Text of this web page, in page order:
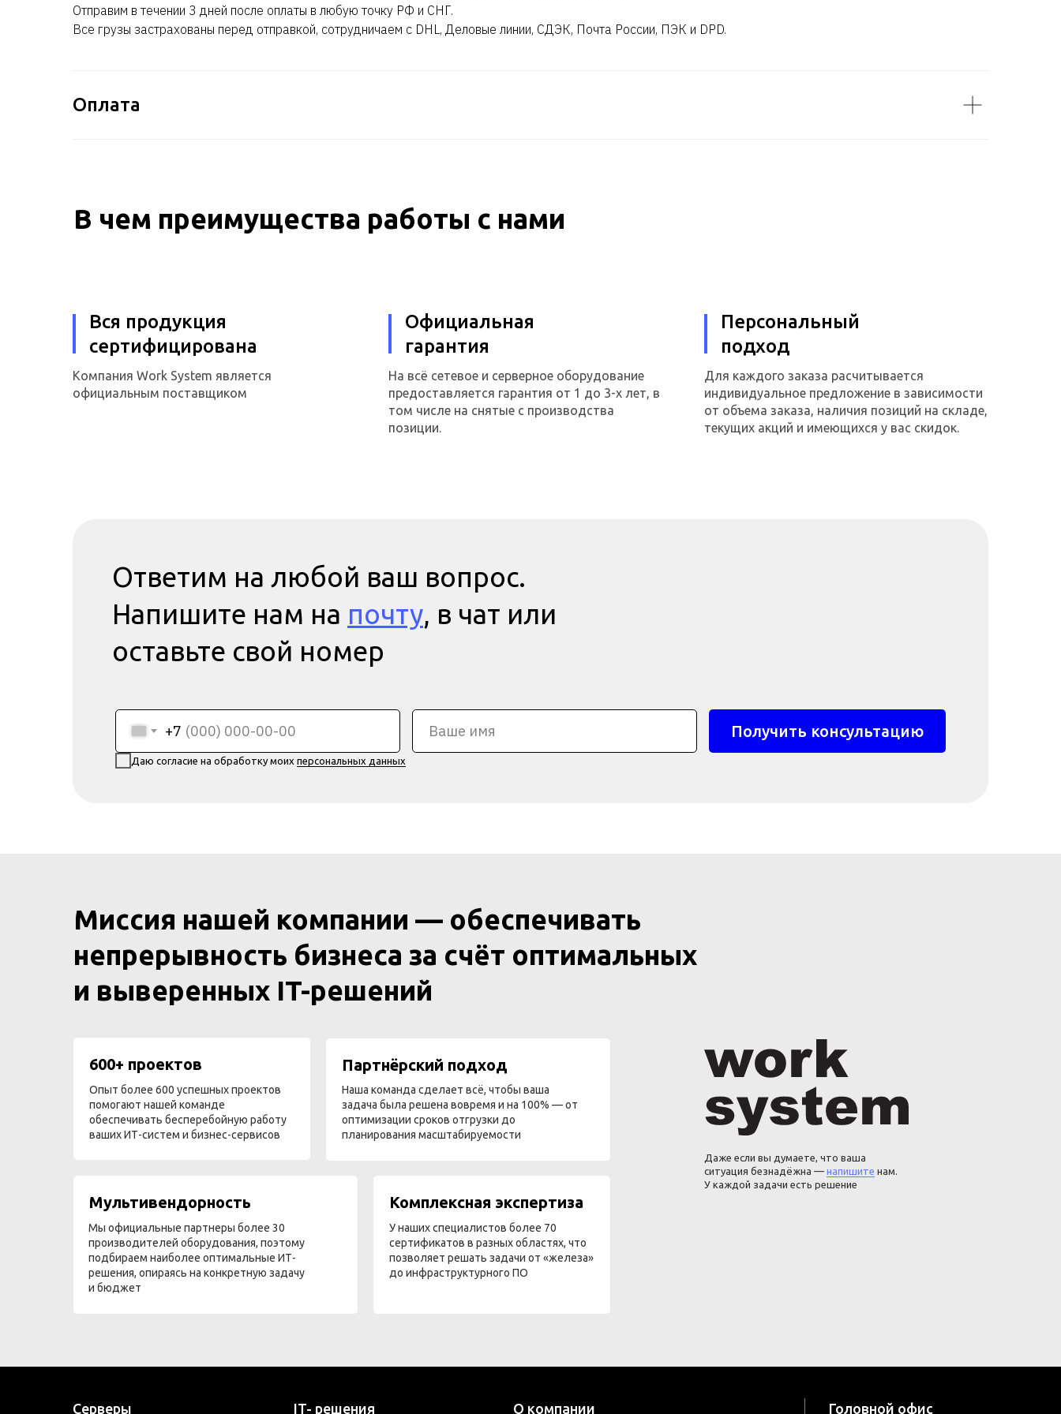
Отправим в течении 3 дней после оплаты в любую точку РФ и СНГ.
Все грузы застрахованы перед отправкой, сотрудничаем с DHL, Деловые линии, СДЭК, Почта России, ПЭК и DPD.
Оплата
В чем преимущества работы с нами
Вся продукция
сертифицирована
Компания Work System является
официальным поставщиком
Официальная
гарантия
На всё сетевое и серверное оборудование
предоставляется гарантия от 1 до 3-х лет, в
том числе на снятые с производства
позиции.
Персональный
подход
Для каждого заказа расчитывается
индивидуальное предложение в зависимости
от объема заказа, наличия позиций на складе,
текущих акций и имеющихся у вас скидок.
Ответим на любой ваш вопрос.
Напишите нам на почту, в чат или
оставьте свой номер
+7
Даю согласие на обработку моих персональных данных
Получить консультацию
Миссия нашей компании — обеспечивать
непрерывность бизнеса за счёт оптимальных
и выверенных IT-решений
600+ проектов
Опыт более 600 успешных проектов
помогают нашей команде
обеспечивать бесперебойную работу
ваших ИТ-систем и бизнес-сервисов
Мультивендорность
Мы официальные партнеры более 30
производителей оборудования, поэтому
подбираем наиболее оптимальные ИТ-
решения, опираясь на конкретную задачу
и бюджет
Комплексная экспертиза
У наших специалистов более 70
сертификатов в разных областях, что
позволяет решать задачи от «железа»
до инфраструктурного ПО
Партнёрский подход
Наша команда сделает всё, чтобы ваша
задача была решена вовремя и на 100% — от
оптимизации сроков отгрузки до
планирования масштабируемости
Даже если вы думаете, что ваша
ситуация безнадёжна — напишите нам.
У каждой задачи есть решение
Головной офис
Серверы О компании
IT- решения